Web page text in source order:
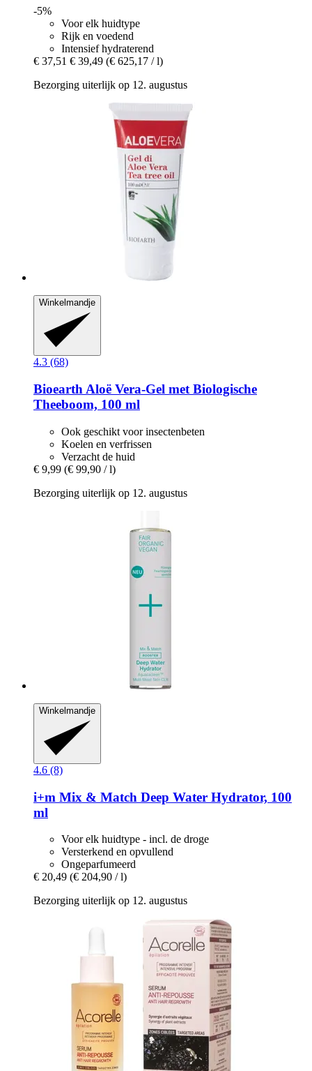
-5%
Voor elk huidtype
Rijk en voedend
Intensief hydraterend
€ 37,51 € 39,49 (€ 625,17 / l)
Bezorging uiterlijk op 12. augustus
Winkelmandje
4.3 (68)
Bioearth Aloë Vera-​Gel met Biologische
Theeboom, 100 ml
Ook geschikt voor insectenbeten
Koelen en verfrissen
Verzacht de huid
€ 9,99 (€ 99,90 / l)
Bezorging uiterlijk op 12. augustus
Winkelmandje
4.6 (8)
i+m Mix & Match Deep Water Hydrator, 100
ml
Voor elk huidtype - incl. de droge
Versterkend en opvullend
Ongeparfumeerd
€ 20,49 (€ 204,90 / l)
Bezorging uiterlijk op 12. augustus